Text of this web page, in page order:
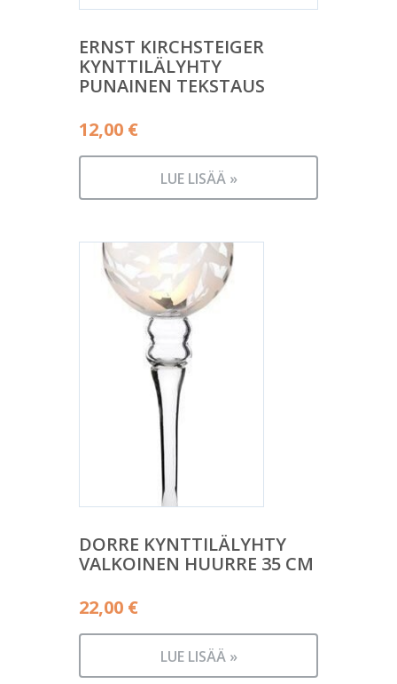
ERNST KIRCHSTEIGER
KYNTTILÄLYHTY
PUNAINEN TEKSTAUS
12,00 €
LUE LISÄÄ »
DORRE KYNTTILÄLYHTY
VALKOINEN HUURRE 35 CM
22,00 €
LUE LISÄÄ »